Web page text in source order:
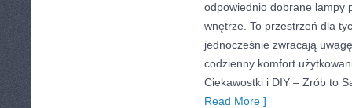
odpowiednio dobrane lampy
wnętrze. To przestrzeń dla
jednocześnie zwracają
codzienny komfort
Ciekawostki i DIY – Zrób to
Read More ]